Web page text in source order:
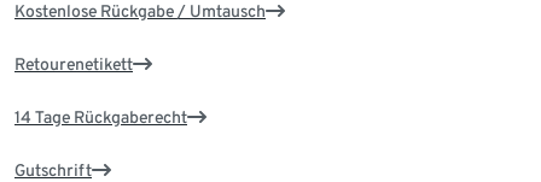
Kostenlose Rückgabe / Umtausch
Retourenetikett
14 Tage Rückgaberecht
Gutschrift